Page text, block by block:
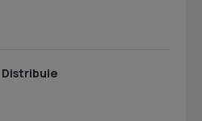
Distribuie